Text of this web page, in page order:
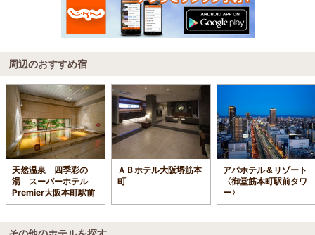
周辺のおすすめ宿
天然温泉 四季彩の
湯 スーパーホテル
Premier大阪本町駅前
ＡＢホテル大阪堺筋本
町
アパホテル＆リゾート
〈御堂筋本町駅前タワ
ー〉